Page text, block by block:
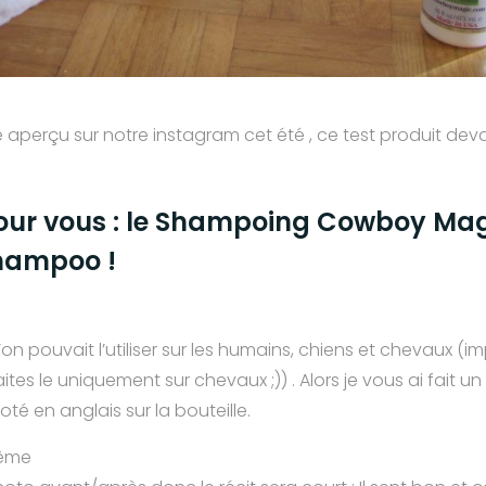
aperçu sur notre instagram cet été , ce test produit
vous : le Shampoing Cowboy
!
pouvait l’utiliser sur les humains, chiens et chevaux
le uniquement sur chevaux ;)) . Alors je vous ai fait
en anglais sur la bouteille.